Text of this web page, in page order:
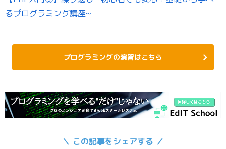
るプログラミング講座~
プログラミングの演習はこちら
＼ この記事をシェアする ／